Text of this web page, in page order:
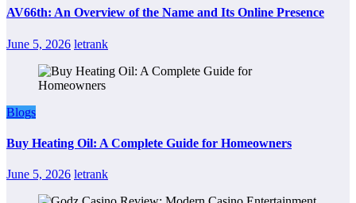
AV66th: An Overview of the Name and Its Online Presence
June 5, 2026 letrank
Blogs
Buy Heating Oil: A Complete Guide for Homeowners
June 5, 2026 letrank